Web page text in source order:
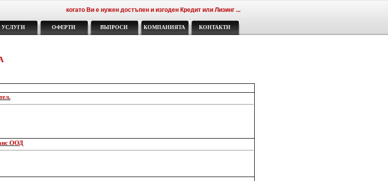
когато Ви е нужен достъпен и изгоден Кредит или Лизинг ...
УСЛУГИ ОФЕРТИ ВЪПРОСИ КОМПАНИЯТА КОНТАКТИ
ООД